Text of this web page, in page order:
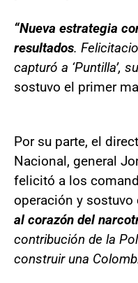
“Nueva estrategia
resultados.
capturó a ‘Puntilla’,
sostuvo el primer
Por su parte, el
Nacional, general
felicitó a los
operación y sostuvo
al corazón del
contribución de la
construir una